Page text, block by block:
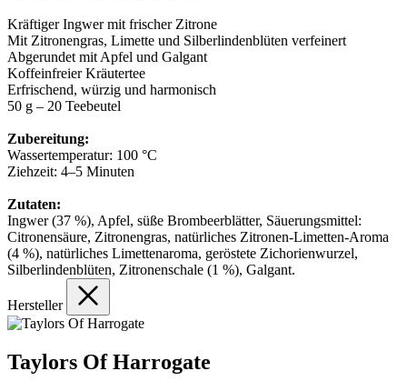
Kräftiger Ingwer mit frischer Zitrone
Mit Zitronengras, Limette und Silberlindenblüten verfeinert
Abgerundet mit Apfel und Galgant
Koffeinfreier Kräutertee
Erfrischend, würzig und harmonisch
50 g – 20 Teebeutel
Zubereitung:
Wassertemperatur: 100 °C
Ziehzeit: 4–5 Minuten
Zutaten:
Ingwer (37 %), Apfel, süße Brombeerblätter, Säuerungsmittel:
Citronensäure, Zitronengras, natürliches Zitronen-Limetten-Aroma
(4 %), natürliches Limettenaroma, geröstete Zichorienwurzel,
Silberlindenblüten, Zitronenschale (1 %), Galgant.
Hersteller
Taylors Of Harrogate